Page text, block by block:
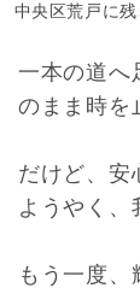
中央区荒戸に
一本の道へ
のまま時を
だけど、安
ようやく、
もう一度